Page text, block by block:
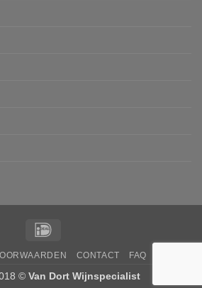
CONTACT FAQ
© Van Dort Wijnspecialist